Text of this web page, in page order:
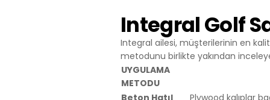
Integral Golf
Integral ailesi, müşterilerinin en
metodunu birlikte yakından
UYGULAMA
METODU
Beton Hatıl
Plywood kalıplar
İnternet Sitesi
maddelerinin
Politikası
Adres: Mahalle